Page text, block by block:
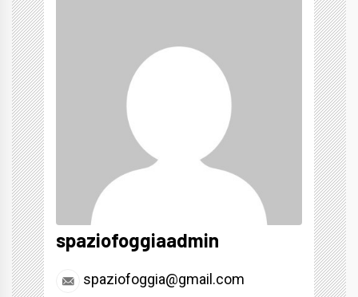
spaziofoggiaadmin
spaziofoggia@gmail.com